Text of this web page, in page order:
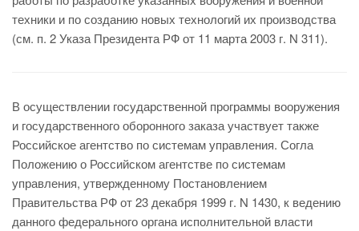
техники и по созданию новых технологий их производства
(см. п. 2 Указа Президента РФ от 11 марта 2003 г. N 311).
В осуществлении государственной программы вооружения
и государственного оборонного заказа участвует также
Российское агентство по системам управления. Согла
Положению о Российском агентстве по системам
управления, утвержденному Постановлением
Правительства РФ от 23 декабря 1999 г. N 1430, к ведению
данного федерального органа исполнительной власти